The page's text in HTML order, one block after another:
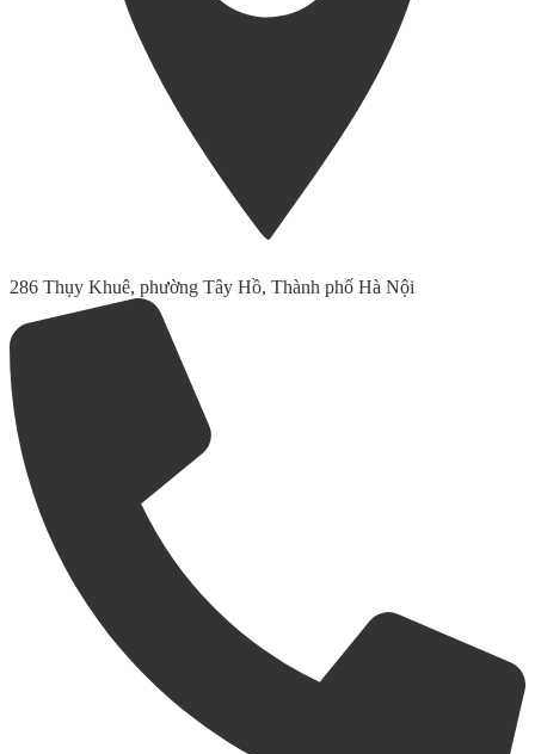
286 Thụy Khuê, phường Tây Hồ, Thành phố Hà Nội